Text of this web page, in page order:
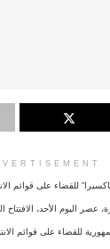
للقضاء على قوائم
اليوم الأحد، الافتتاح
للقضاء على قوائم